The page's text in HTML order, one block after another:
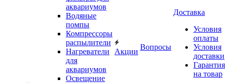
аквариумов
Водяные
помпы
Компрессоры
распылители
Нагреватели
для
аквариумов
Освещение
Акции
Вопросы
Доставка
Условия
оплаты
Условия
доставки
Гарантия
на товар